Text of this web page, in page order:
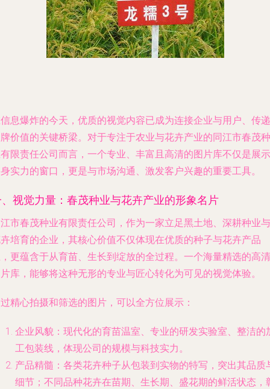
息爆炸的今天，优质的视觉内容已成为连接企业与用户、传递
价值的关键桥梁。对于专注于农业与花卉产业的同江市春茂种
限责任公司而言，一个专业、丰富且高清的图片库不仅是展示
实力的窗口，更是与市场沟通、激发客户兴趣的重要工具。
视觉力量：春茂种业与花卉产业的形象名片
市春茂种业有限责任公司，作为一家立足黑土地、深耕种业与
培育的企业，其核心价值不仅体现在优质的种子与花卉产品
更蕴含于从育苗、生长到绽放的全过程。一个海量精选的高清
库，能够将这种无形的专业与匠心转化为可见的视觉体验。
精心拍摄和筛选的图片，可以全方位展示：
企业风貌 ：现代化的育苗温室、专业的研发实验室、整洁的
工包装线，体现公司的规模与科技实力。
产品精髓 ：各类花卉种子从包装到实物的特写，突出其品质
细节；不同品种花卉在苗期、生长期、盛花期的鲜活状态，